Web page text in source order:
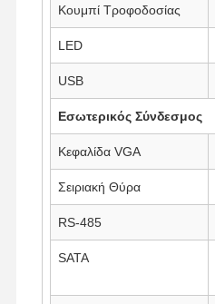
Κουμπί Τροφοδοσίας
LED
USB
Εσωτερικός Σύνδεσμος
Κεφαλίδα VGA
Σειριακή Θύρα
RS-485
SATA